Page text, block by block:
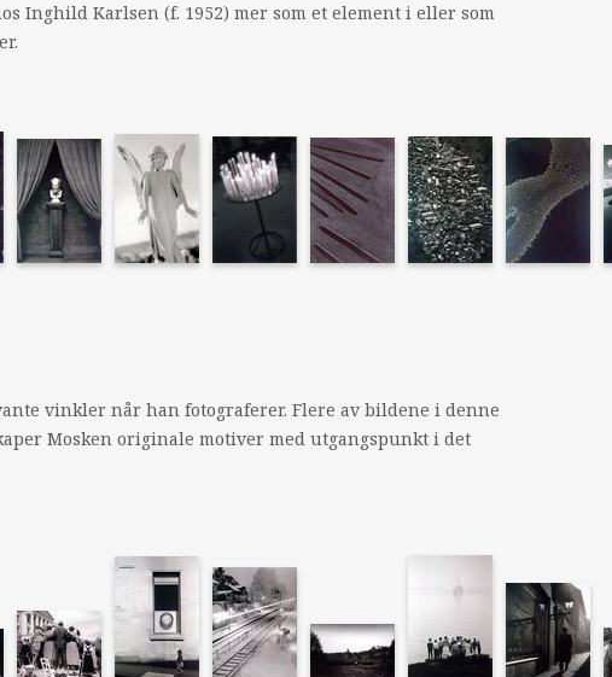
Inghild Karlsen (f. 1952) mer som et element i eller som
vinkler når han fotograferer. Flere av bildene i denne
Mosken originale motiver med utgangspunkt i det